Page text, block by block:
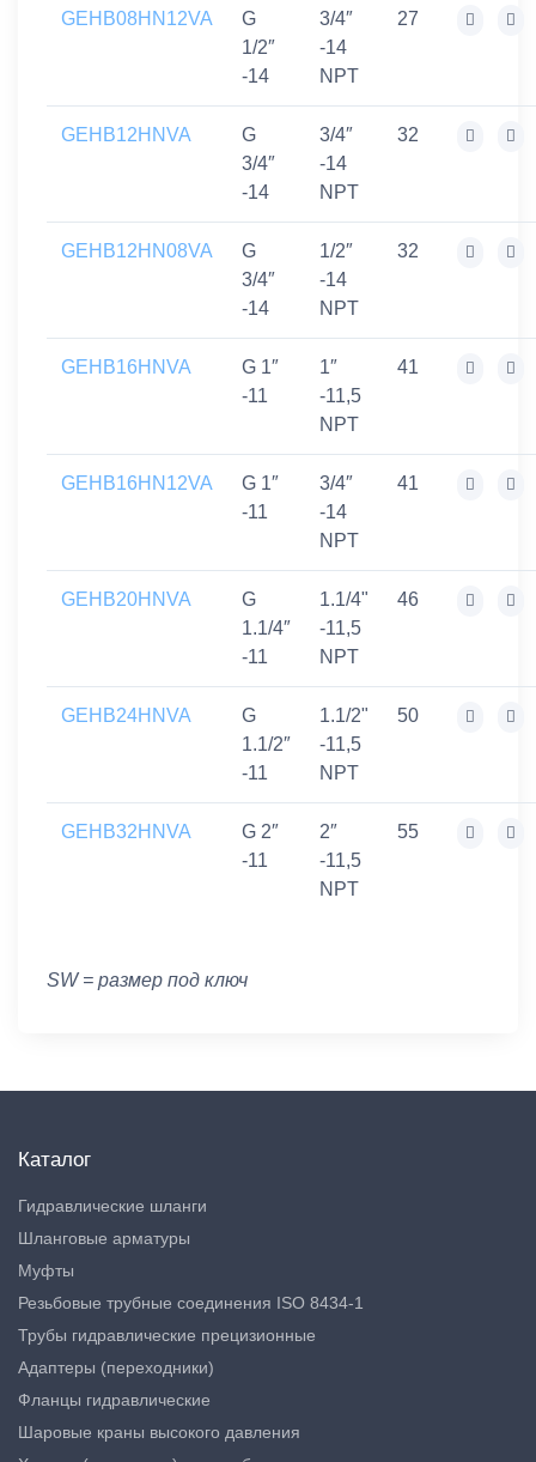
GEHB08HN12VA
G
1/2″
-14
3/4″
-14
NPT
27
GEHB12HNVA
G
3/4″
-14
3/4″
-14
NPT
32
GEHB12HN08VA
G
3/4″
-14
1/2″
-14
NPT
32
GEHB16HNVA
G 1″
-11
1″
-11,5
NPT
41
GEHB16HN12VA
G 1″
-11
3/4″
-14
NPT
41
GEHB20HNVA
G
1.1/4″
-11
1.1/4"
-11,5
NPT
46
GEHB24HNVA
G
1.1/2″
-11
1.1/2"
-11,5
NPT
50
GEHB32HNVA
G 2″
-11
2″
-11,5
NPT
55
SW = размер под ключ
Каталог
Гидравлические шланги
Шланговые арматуры
Муфты
Резьбовые трубные соединения ISO 8434-1
Трубы гидравлические прецизионные
Адаптеры (переходники)
Фланцы гидравлические
Шаровые краны высокого давления